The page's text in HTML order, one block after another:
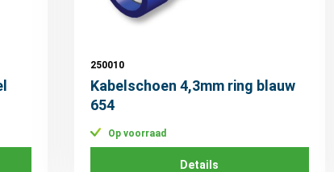
250010
Kabelschoen 4,3mm ring blauw
654
Op voorraad
Details